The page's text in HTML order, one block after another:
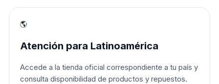
🌎
Atención para Latinoamérica
Accede a la tienda oficial correspondiente a tu país y
consulta disponibilidad de productos y repuestos.